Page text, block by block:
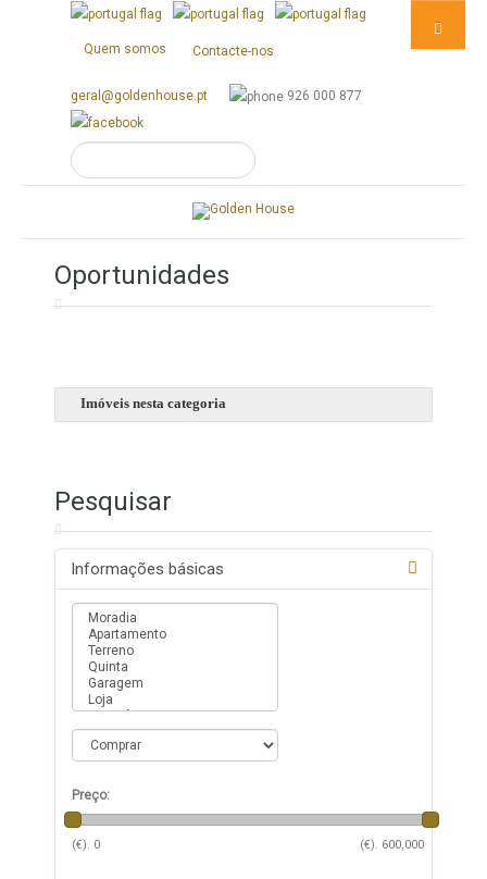
Quem somos Contacte-nos
geral@goldenhouse.pt 926 000 877
Oportunidades
Imóveis nesta categoria
Pesquisar
Informações básicas
Preço:
(€). 0 (€). 600,000